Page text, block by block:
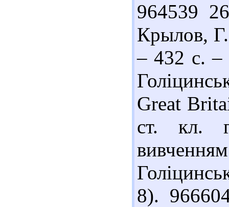
964539
Крылов,
– 432 с.
Great
ст. кл.
8).